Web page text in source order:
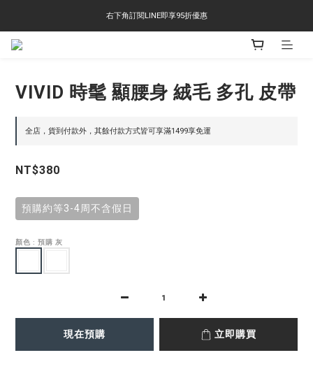
右下角訂閱LINE即享95折優惠
右下角訂閱LINE即享95折優惠
TS-2618 涼感短T 多版型選擇,涼感優惠 單件390 兩件750 三件1000 十件3000
VIVID 時髦 顯腰身 絨毛 多孔 皮帶
全店，貨到付款外，其餘付款方式皆可享滿1499享免運
NT$380
預購約等3-4周不含假日
顏色 : 預購 灰
現在預購 立即購買